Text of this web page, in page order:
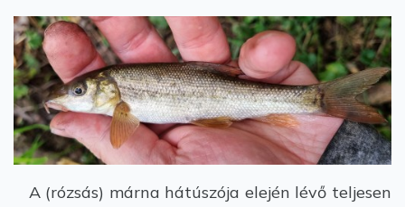
A (rózsás) márna hátúszója elején lévő teljesen